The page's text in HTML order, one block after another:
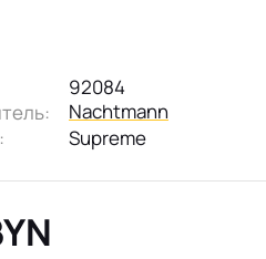
92084
Nachtmann
Supreme